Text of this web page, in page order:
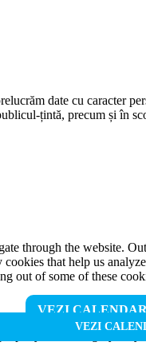
VEZI
VEZI
date cu caracter
țintă, precum și în
through the website.
that help us
out of some of these